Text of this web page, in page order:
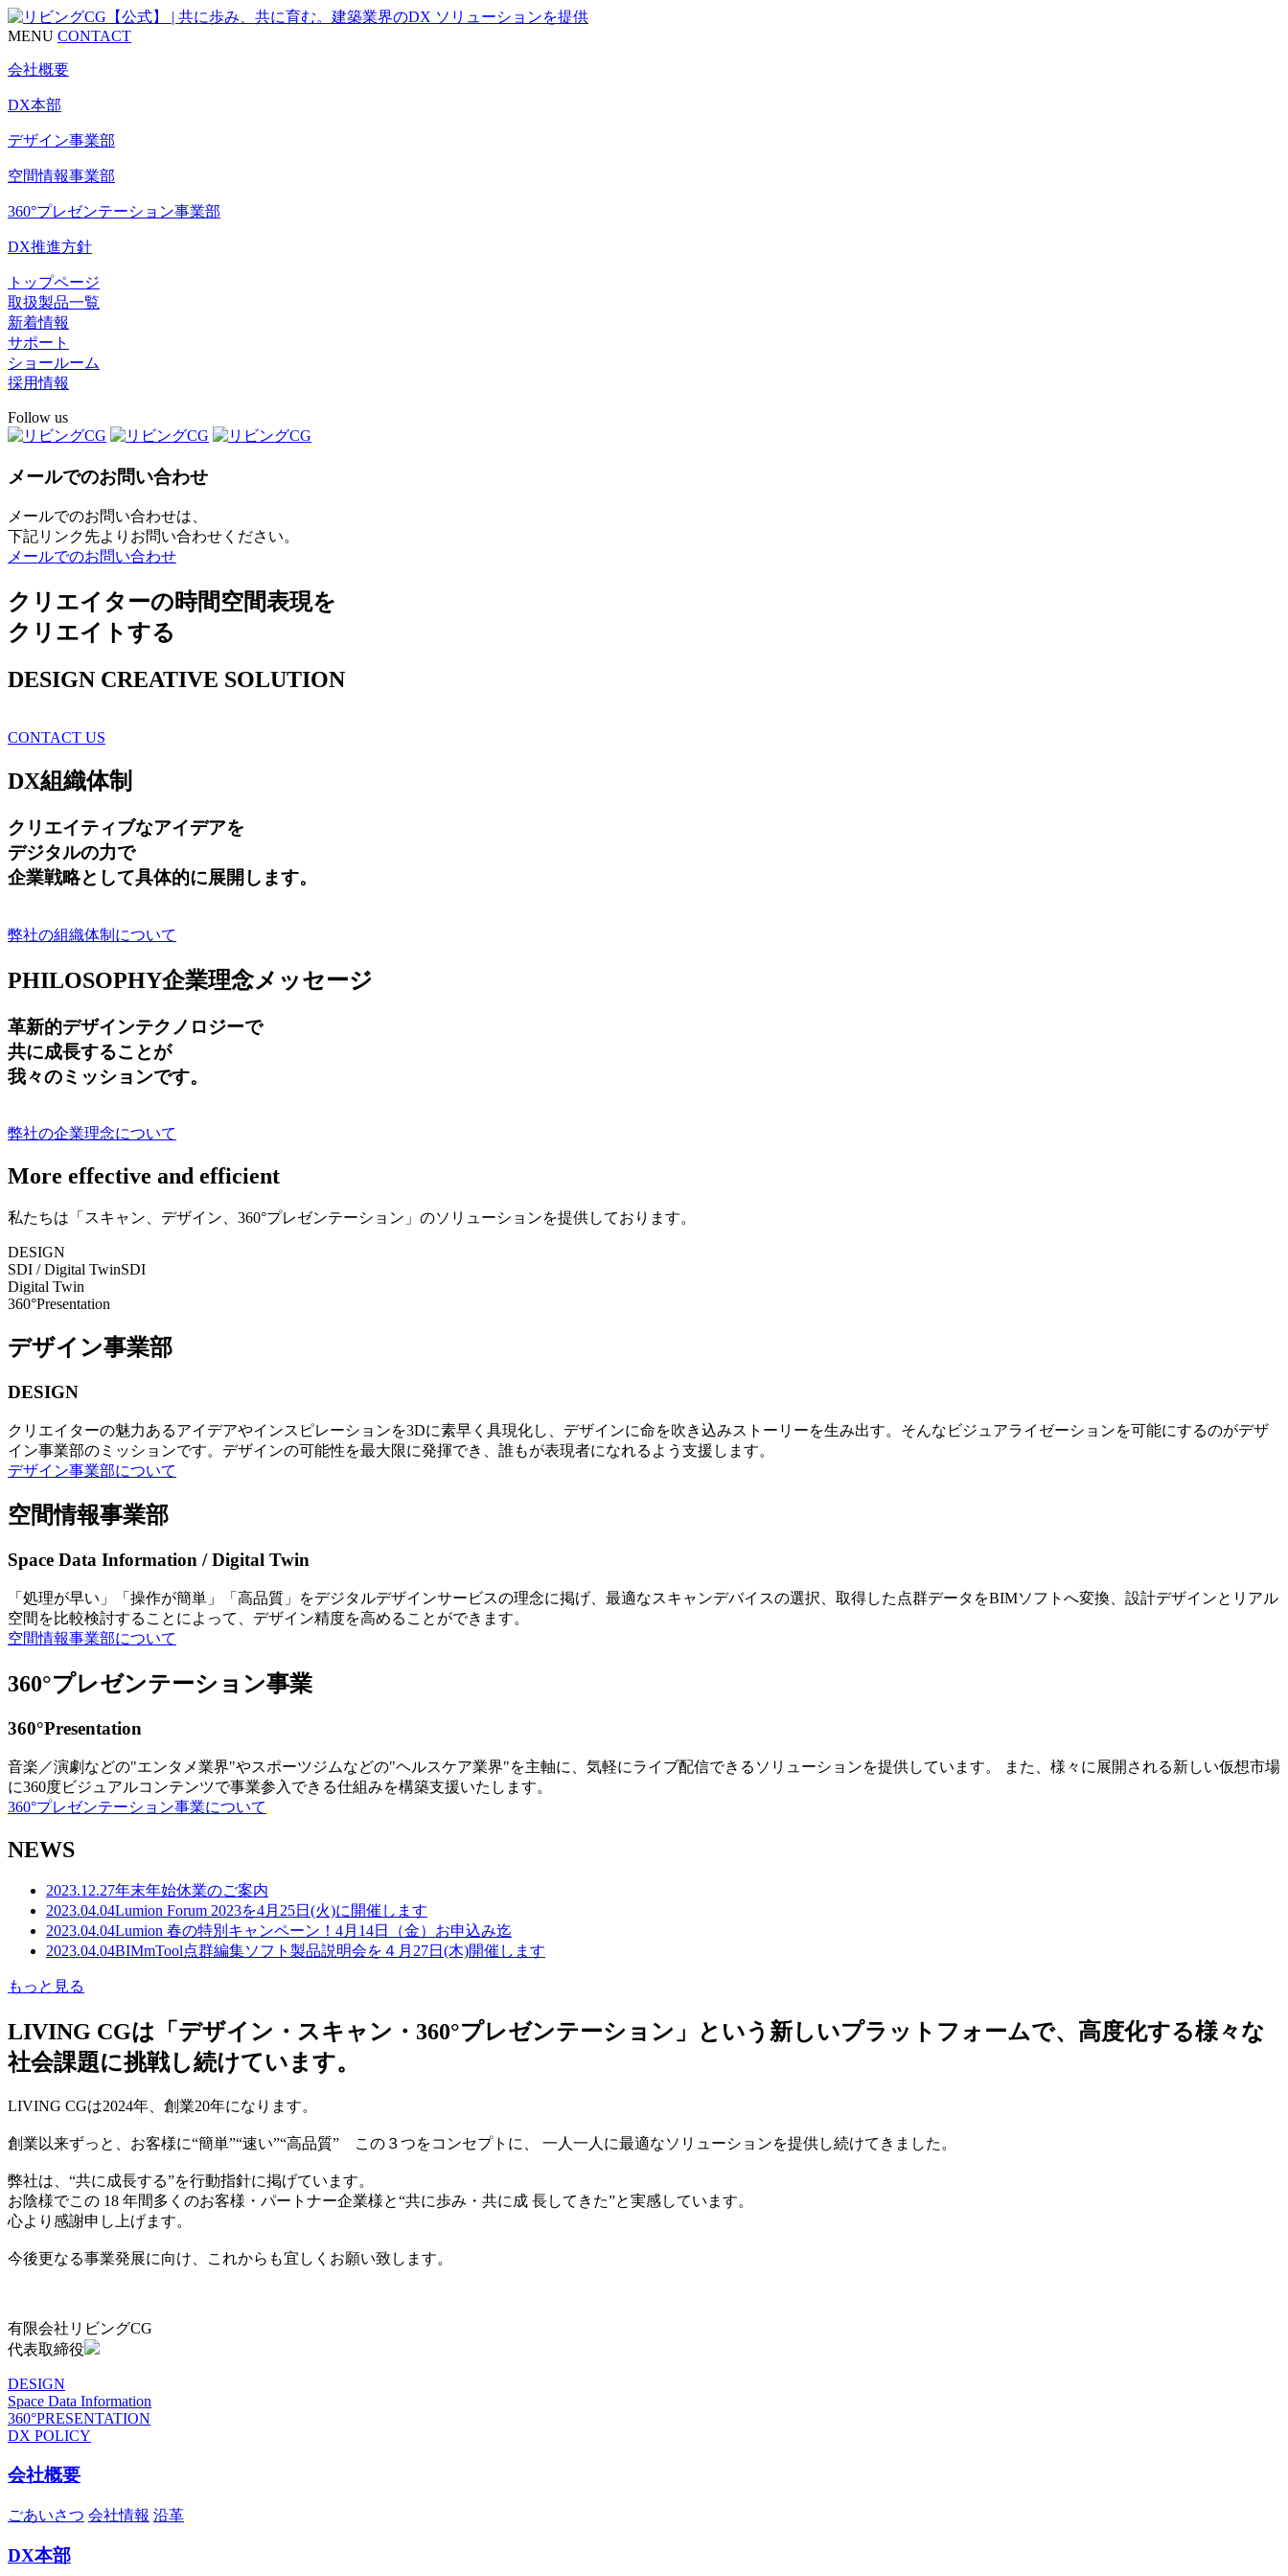
MENU CONTACT
会社概要
DX本部
デザイン事業部
空間情報事業部
360°プレゼンテーション事業部
DX推進方針
トップページ
取扱製品一覧
新着情報
サポート
ショールーム
採用情報
Follow us
メールでのお問い合わせ
メールでのお問い合わせは、
下記リンク先よりお問い合わせください。
メールでのお問い合わせ
クリエイターの時間空間表現を
クリエイトする
DESIGN CREATIVE SOLUTION
CONTACT US
DX組織体制
クリエイティブなアイデアを
デジタルの力で
企業戦略として具体的に展開します。
弊社の組織体制について
PHILOSOPHY企業理念メッセージ
革新的デザインテクノロジーで
共に成長することが
我々のミッションです。
弊社の企業理念について
More effective and efficient
私たちは「スキャン、デザイン、360°プレゼンテーション」のソリューションを提供しております。
DESIGN
SDI / Digital TwinSDI
Digital Twin
360°Presentation
デザイン事業部
DESIGN
クリエイターの魅力あるアイデアやインスピレーションを3Dに素早く具現化し、デザインに命を吹き込みストーリーを生み出す。そんなビジュアライゼーションを可能にするのがデザ
イン事業部のミッションです。デザインの可能性を最大限に発揮でき、誰もが表現者になれるよう支援します。
デザイン事業部について
空間情報事業部
Space Data Information / Digital Twin
「処理が早い」「操作が簡単」「高品質」をデジタルデザインサービスの理念に掲げ、最適なスキャンデバイスの選択、取得した点群データをBIMソフトへ変換、設計デザインとリアル
空間を比較検討することによって、デザイン精度を高めることができます。
空間情報事業部について
360°プレゼンテーション事業
360°Presentation
音楽／演劇などの"エンタメ業界"やスポーツジムなどの"ヘルスケア業界"を主軸に、気軽にライブ配信できるソリューションを提供しています。 また、様々に展開される新しい仮想市場
に360度ビジュアルコンテンツで事業参入できる仕組みを構築支援いたします。
360°プレゼンテーション事業について
NEWS
2023.12.27年末年始休業のご案内
2023.04.04Lumion Forum 2023を4月25日(火)に開催します
2023.04.04Lumion 春の特別キャンペーン！4月14日（金）お申込み迄
2023.04.04BIMmTool点群編集ソフト製品説明会を４月27日(木)開催します
もっと見る
LIVING CGは「デザイン・スキャン・360°プレゼンテーション」という新しいプラットフォームで、高度化する様々な
社会課題に挑戦し続けています。
LIVING CGは2024年、創業20年になります。
創業以来ずっと、お客様に“簡単”“速い”“高品質” この３つをコンセプトに、 一人一人に最適なソリューションを提供し続けてきました。
弊社は、“共に成長する”を行動指針に掲げています。
お陰様でこの 18 年間多くのお客様・パートナー企業様と“共に歩み・共に成 長してきた”と実感しています。
心より感謝申し上げます。
今後更なる事業発展に向け、これからも宜しくお願い致します。
有限会社リビングCG
代表取締役
DESIGN
Space Data Information
360°PRESENTATION
DX POLICY
会社概要
ごあいさつ 会社情報 沿革
DX本部